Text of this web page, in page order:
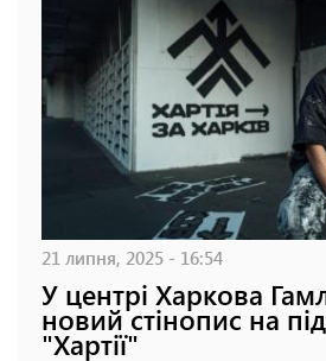
21 липня, 2025 - 16:54
У центрі Харкова
новий стінопис на
"Хартії"